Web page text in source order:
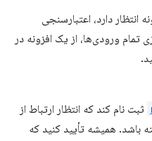
انتظار دارد، اعتبارسنجی
تمام ورودی‌ها، از یک افزونه در
ثبت نام کند که انتظار ارتباط از
باشد. همیشه تأیید کنید که